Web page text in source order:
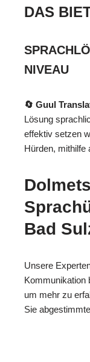
DAS
NIVEAU
🔄 Guul
Lösung
effektiv setzen
Hürden, mithilfe
Bad
Unsere
Kommunikation
um mehr zu
Sie